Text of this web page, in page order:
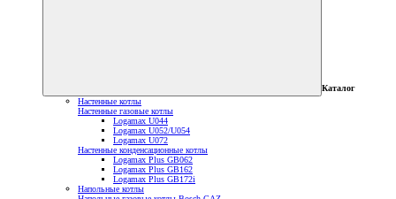
Каталог
Настенные котлы
Настенные газовые котлы
Logamax U044
Logamax U052/U054
Logamax U072
Настенные конденсационные котлы
Logamax Plus GB062
Logamax Plus GB162
Logamax Plus GB172i
Напольные котлы